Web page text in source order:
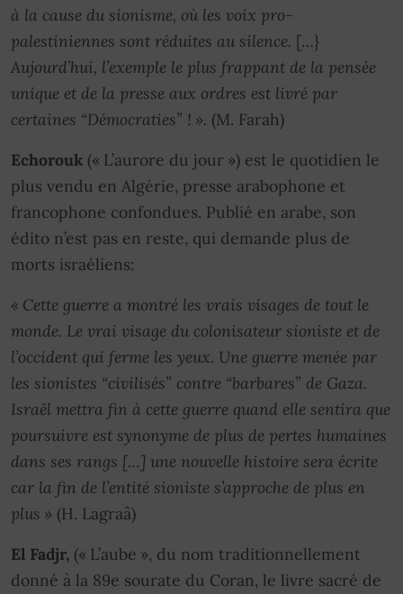
à la cause du sionisme, où les voix pro-
palestiniennes sont réduites au silence. […}
Aujourd’hui, l’exemple le plus frappant de la pensée
unique et de la presse aux ordres est livré par
certaines “Démocraties” ! ». (M. Farah)
Echorouk (« L’aurore du jour ») est le quotidien le
plus vendu en Algérie, presse arabophone et
francophone confondues. Publié en arabe, son
édito n’est pas en reste, qui demande plus de
morts israéliens:
« Cette guerre a montré les vrais visages de tout le
monde. Le vrai visage du colonisateur sioniste et de
l’occident qui ferme les yeux. Une guerre menée par
les sionistes “civilisés” contre “barbares” de Gaza.
Israël mettra fin à cette guerre quand elle sentira que
poursuivre est synonyme de plus de pertes humaines
dans ses rangs […] une nouvelle histoire sera écrite
car la fin de l’entité sioniste s’approche de plus en
plus » (H. Lagraâ)
El Fadjr, (« L’aube », du nom traditionnellement
donné à la 89e sourate du Coran, le livre sacré de